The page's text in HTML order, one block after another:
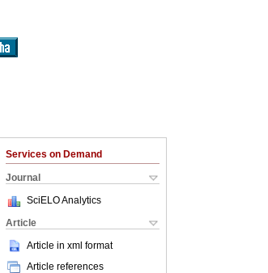
Services on Demand
Journal
SciELO Analytics
Article
Article in xml format
Article references